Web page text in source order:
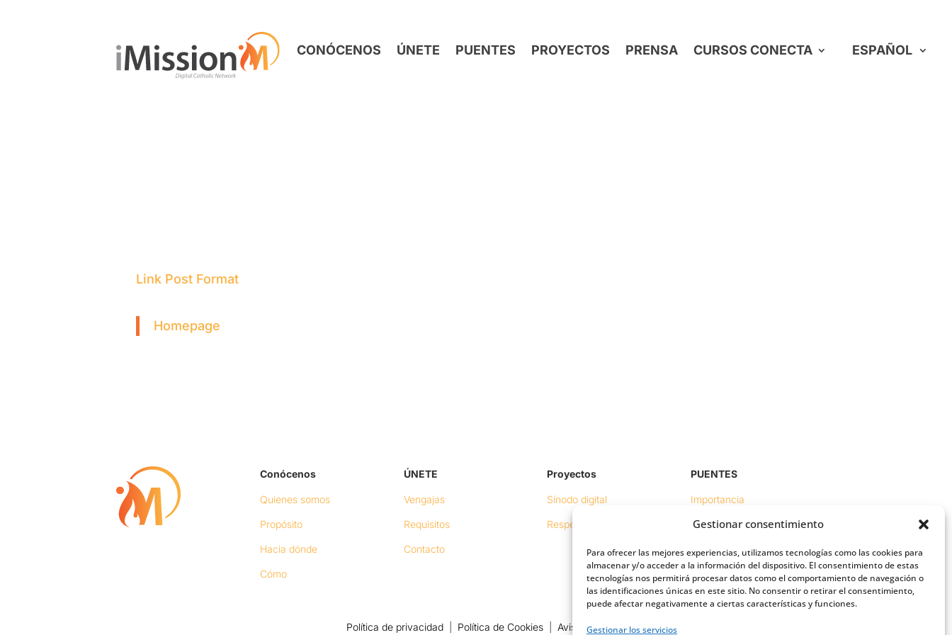
Gestionar consentimiento
Para ofrecer las mejores experiencias, utilizamos tecnologías como las cookies para
almacenar y/o acceder a la información del dispositivo. El consentimiento de estas
tecnologías nos permitirá procesar datos como el comportamiento de navegación o
las identificaciones únicas en este sitio. No consentir o retirar el consentimiento,
puede afectar negativamente a ciertas características y funciones.
Gestionar los servicios
CONÓCENOS ÚNETE PUENTES PROYECTOS PRENSA CURSOS CONECTA ESPAÑOL
Link Post Format
Homepage
Conócenos
Quienes somos
Propósito
Hacia dónde
Cómo
ÚNETE
Vengajas
Requisitos
Contacto
Proyectos
Sínodo digital
Respeto en redes
PUENTES
Importancia
Digital friends
Vías
Política de privacidad Política de Cookies Aviso legal